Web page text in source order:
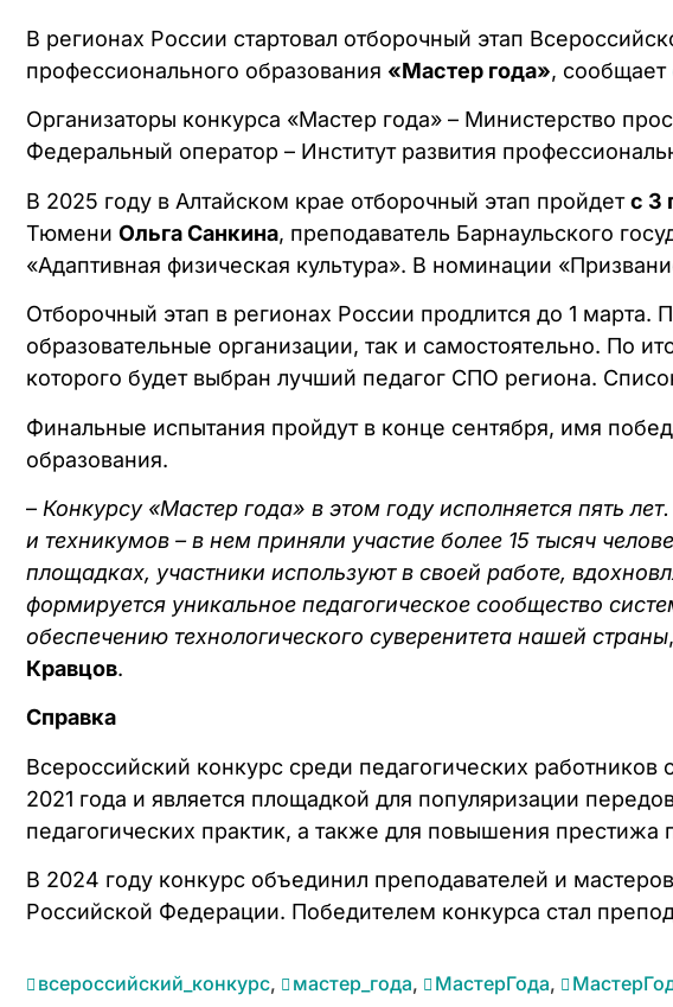
В регионах России стартовал отборочный этап
профессионального образования «Мастер года», сообщает
Организаторы конкурса «Мастер года» – Министерство
Федеральный оператор – Институт развития
В 2025 году в Алтайском крае отборочный этап пройдетс 3
Тюмени Ольга Санкина, преподаватель Барнаульского
«Адаптивная физическая культура». В номинации
Отборочный этап в регионах России продлится до 1 марта.
образовательные организации, так и самостоятельно. По
которого будет выбран лучший педагог СПО региона.
Финальные испытания пройдут в конце сентября, имя
образования.
– Конкурсу «Мастер года» в этом году исполняется пять
и техникумов – в нем приняли участие более 15 тысяч
площадках, участники используют в своей работе,
формируется уникальное педагогическое сообщество
обеспечению технологического суверенитета нашей страны
Кравцов.
Справка
Всероссийский конкурс среди педагогических
2021 года и является площадкой для популяризации
педагогических практик, а также для повышения престижа
В 2024 году конкурс объединил преподавателей и
Российской Федерации. Победителем конкурса стал
всероссийский_конкурс, мастер_года, МастерГода,